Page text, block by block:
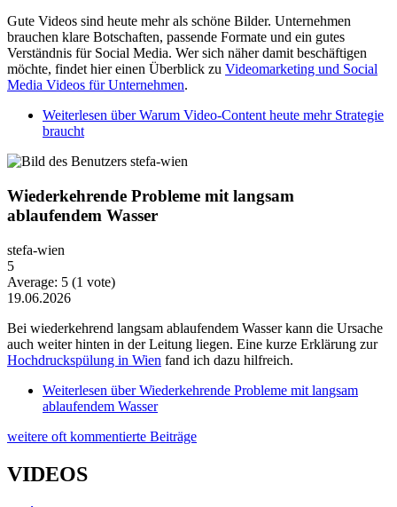
Gute Videos sind heute mehr als schöne Bilder. Unternehmen
brauchen klare Botschaften, passende Formate und ein gutes
Verständnis für Social Media. Wer sich näher damit beschäftigen
möchte, findet hier einen Überblick zu Videomarketing und Social
Media Videos für Unternehmen.
Weiterlesen über Warum Video-Content heute mehr Strategie
braucht
Wiederkehrende Probleme mit langsam
ablaufendem Wasser
stefa-wien
5
Average: 5 (1 vote)
19.06.2026
Bei wiederkehrend langsam ablaufendem Wasser kann die Ursache
auch weiter hinten in der Leitung liegen. Eine kurze Erklärung zur
Hochdruckspülung in Wien fand ich dazu hilfreich.
Weiterlesen über Wiederkehrende Probleme mit langsam
ablaufendem Wasser
weitere oft kommentierte Beiträge
VIDEOS